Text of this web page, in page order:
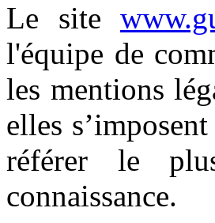
Le site
l'équipe de
les mentions
elles
référer le
connaissance.